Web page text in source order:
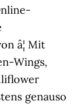
â¦ Mit
Wings,
genauso